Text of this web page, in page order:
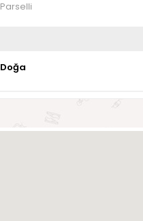
Parselli
Doğa